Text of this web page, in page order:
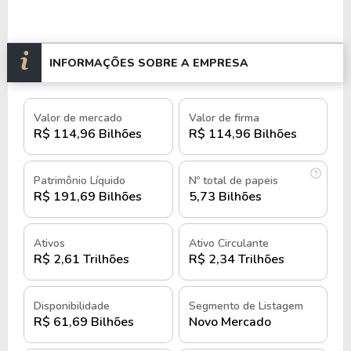
História e quando foi criado o Banco
do Brasil
Com uma história que remonta a mais de 200 anos,
o Banco do Brasil foi fundado em 1808, no Rio de
Janeiro por Dom João VI, como parte de um
esforço para modernizar e fortalecer a economia
brasileira.
Na época ainda era uma colônia de Portugal, então
a criação do banco foi motivada pela necessidade de
organizar o sistema financeiro, fomentar o crédito e
facilitar o comércio.
Nos seus primeiros anos de operação, o Banco do
Brasil enfrentou desafios relacionados à
INFORMAÇÕES SOBRE A EMPRESA
Valor de mercado
R$ 114,96 Bilhões
Valor de firma
R$ 114,96 Bilhões
Patrimônio Líquido
R$ 191,69 Bilhões
Nº total de papeis
5,73 Bilhões
Ativos
R$ 2,61 Trilhões
Ativo Circulante
R$ 2,34 Trilhões
Disponibilidade
R$ 61,69 Bilhões
Segmento de Listagem
Novo Mercado